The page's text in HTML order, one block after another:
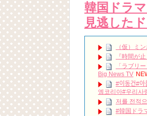
韓国ドラ
見逃した
（仮）ミ
『時間が
「ラブリ
Big News TV
엠코리아#우리
저를 전적
#韓国ド